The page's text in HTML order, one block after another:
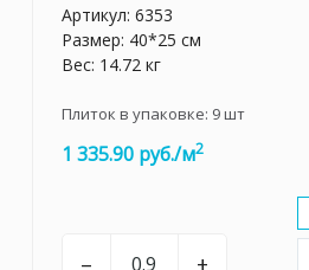
Артикул: 6353
Размер: 40*25 см
Вес: 14.72 кг
Плиток в упаковке: 9шт
1 335.90 руб./м2
– +